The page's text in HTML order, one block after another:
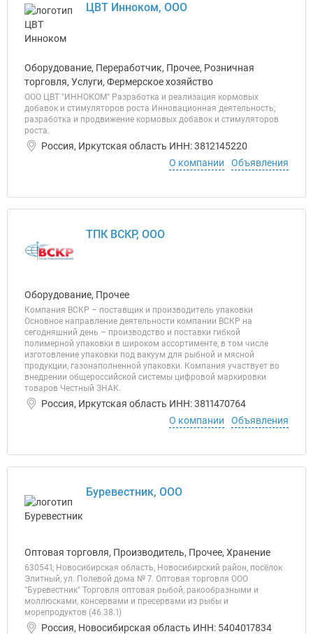
ЦВТ Инноком, ООО
Оборудование, Переработчик, Прочее, Розничная
торговля, Услуги, Фермерское хозяйство
ООО ЦВТ "ИННОКОМ" Разработка и реализация кормовых
добавок и стимуляторов роста Инновационная деятельность;
разработка и продвижение кормовых добавок и стимуляторов
роста.
Россия, Иркутская область ИНН: 3812145220
О компании
Объявления
ТПК ВСКР, ООО
Оборудование, Прочее
Компания ВСКР – поставщик и производитель упаковки
Основное направление деятельности компании ВСКР на
сегодняшний день – производство и поставки гибкой
полимерной упаковки в широком ассортименте, в том числе
изготовление упаковки под вакуум для рыбной и мясной
продукции, газонаполненной упаковки. Компания участвует во
внедрении общероссийской системы цифровой маркировки
товаров Честный ЗНАК.
Россия, Иркутская область ИНН: 3811470764
О компании
Объявления
Буревестник, ООО
Оптовая торговля, Производитель, Прочее, Хранение
630541, Новосибирская область, Новосибирский район, посёлок
Элитный, ул. Полевой дома № 7. Оптовая торговля ООО
"Буревестник" Торговля оптовая рыбой, ракообразными и
моллюсками, консервами и пресервами из рыбы и
морепродуктов (46.38.1)
Россия, Новосибирская область ИНН: 5404017834